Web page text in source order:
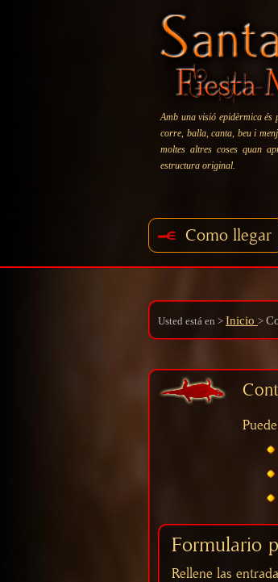
Amb una visió epidèrmica és
corre, balla, canta, beu i
moltes altres coses quan
estructura original.
Como llegar
Usted está en > Inicio >
Formulario
Rellene las